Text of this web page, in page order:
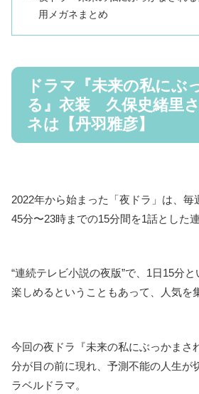
用メガネまとめ
ドラマ『未来の私にぶ
る』衣装 久保史緒里
ネは【丹羽雅彦】
2022年から始まった「夜ドラ」は、毎
45分〜23時までの15分間を1話とした
“連続テレビ小説の夜版”で、1日15分
楽しめるということもあって、人気を
今回の夜ドラ『未来の私にぶっかまさ
分が目の前に現れ、予測不能の人生が
ラベルドラマ。